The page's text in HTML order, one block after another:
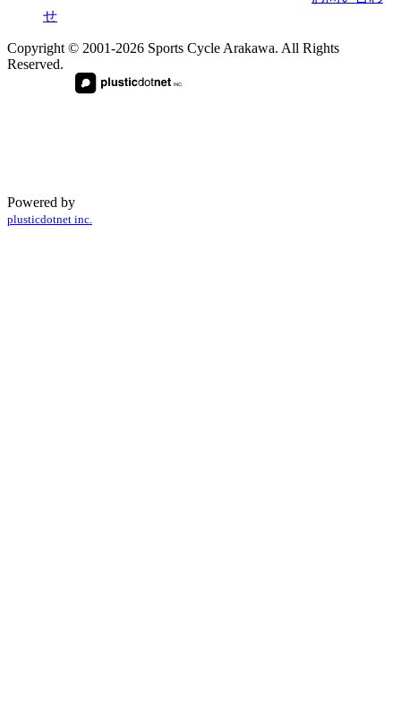
せ
Copyright © 2001-2026 Sports Cycle Arakawa. All Rights
Reserved.
Powered by
plusticdotnet inc.